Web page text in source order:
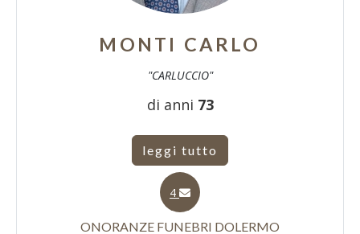
MONTI CARLO
"CARLUCCIO"
di anni 73
leggi tutto
4
ONORANZE FUNEBRI DOLERMO